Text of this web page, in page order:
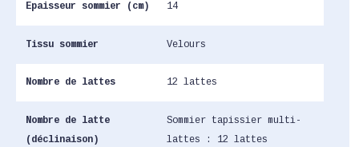
Epaisseur sommier (cm) 14
Tissu sommier Velours
Nombre de lattes 12 lattes
Nombre de latte
(déclinaison)
Sommier tapissier multi-
lattes : 12 lattes